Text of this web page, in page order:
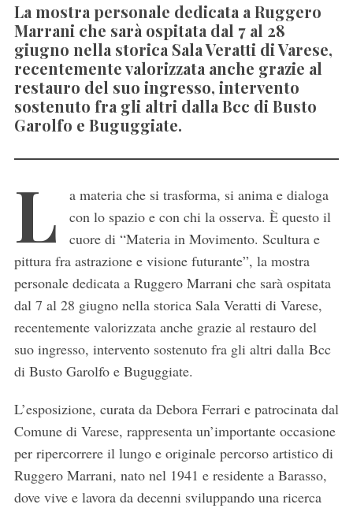
La mostra personale dedicata a Ruggero
Marrani che sarà ospitata dal 7 al 28
giugno nella storica Sala Veratti di Varese,
recentemente valorizzata anche grazie al
restauro del suo ingresso, intervento
sostenuto fra gli altri dalla Bcc di Busto
Garolfo e Buguggiate.
L
a materia che si trasforma, si anima e dialoga
con lo spazio e con chi la osserva. È questo il
cuore di “Materia in Movimento. Scultura e
pittura fra astrazione e visione futurante”, la mostra
personale dedicata a Ruggero Marrani che sarà ospitata
dal 7 al 28 giugno nella storica Sala Veratti di Varese,
recentemente valorizzata anche grazie al restauro del
suo ingresso, intervento sostenuto fra gli altri dalla Bcc
di Busto Garolfo e Buguggiate.
L’esposizione, curata da Debora Ferrari e patrocinata dal
Comune di Varese, rappresenta un’importante occasione
per ripercorrere il lungo e originale percorso artistico di
Ruggero Marrani, nato nel 1941 e residente a Barasso,
dove vive e lavora da decenni sviluppando una ricerca